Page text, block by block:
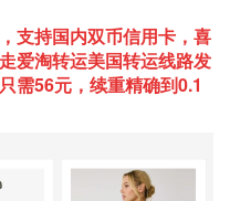
支持国内双币信用卡，喜
爱淘转运美国转运线路发
需56元，续重精确到0.1